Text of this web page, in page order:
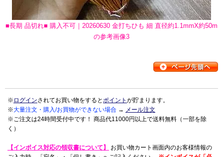
■長期 品切れ■ 購入不可｜20260630 金打ちひも 細 直径約1.1mmX約50m
の参考画像3
※ ログインされてお買い物をするとポイント が貯まります。
※大量注文・購入/お買物ができない場合 → メール注文
※ご注文は24時間受付中です！ 商品代11000円以上で送料無料（一部を除
く）
【インボイス対応の領収書について】
お買い物カート画面内のお客様情報の